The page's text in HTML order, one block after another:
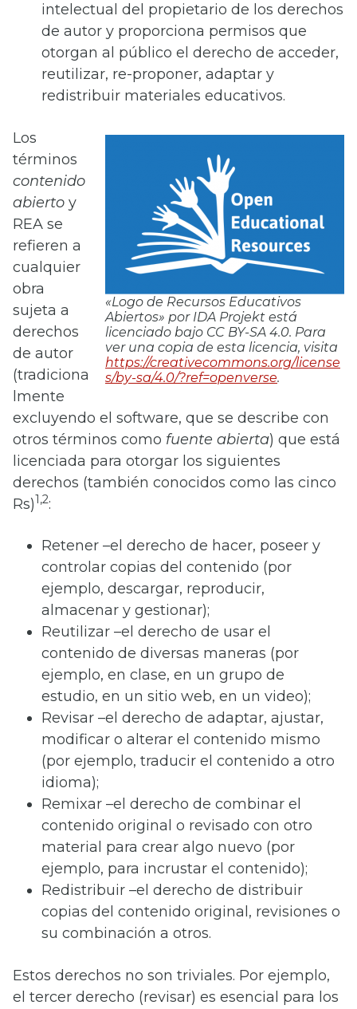
intelectual del propietario de los derechos
de autor y proporciona permisos que
otorgan al público el derecho de acceder,
reutilizar, re-proponer, adaptar y
redistribuir materiales educativos.
«Logo de Recursos Educativos
Abiertos» por IDA Projekt está
licenciado bajo CC BY-SA 4.0. Para
ver una copia de esta licencia, visita
https://creativecommons.org/license
s/by-sa/4.0/?ref=openverse.
Los
términos
contenido
abierto y
REA se
refieren a
cualquier
obra
sujeta a
derechos
de autor
(tradiciona
lmente
excluyendo el software, que se describe con
otros términos como fuente abierta) que está
licenciada para otorgar los siguientes
derechos (también conocidos como las cinco
Rs)1,2:
Retener –el derecho de hacer, poseer y
controlar copias del contenido (por
ejemplo, descargar, reproducir,
almacenar y gestionar);
Reutilizar –el derecho de usar el
contenido de diversas maneras (por
ejemplo, en clase, en un grupo de
estudio, en un sitio web, en un video);
Revisar –el derecho de adaptar, ajustar,
modificar o alterar el contenido mismo
(por ejemplo, traducir el contenido a otro
idioma);
Remixar –el derecho de combinar el
contenido original o revisado con otro
material para crear algo nuevo (por
ejemplo, para incrustar el contenido);
Redistribuir –el derecho de distribuir
copias del contenido original, revisiones o
su combinación a otros.
Estos derechos no son triviales. Por ejemplo,
el tercer derecho (revisar) es esencial para los